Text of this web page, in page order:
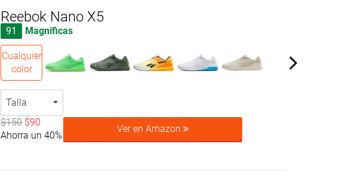
Reebok Nano X5
91 Magníficas
Cualquier
color
Talla
$150 $90
Ahorra un 40%
Ver en Amazon